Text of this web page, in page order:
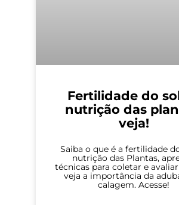
Fertilidade do
nutrição das
veja!
Saiba o que é a fertilidade
nutrição das Plantas,
técnicas para coletar e
veja a importância da
calagem. Acesse!